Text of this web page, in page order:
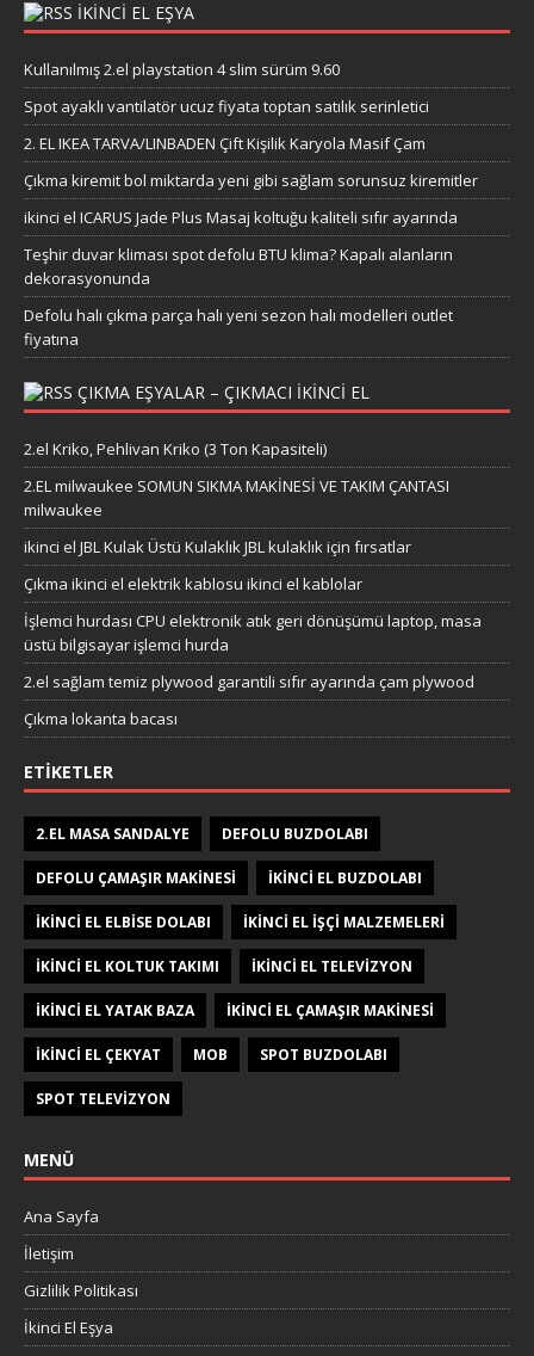
IKINCI EL EŞYA
Kullanılmış 2.el playstation 4 slim sürüm 9.60
Spot ayaklı vantilatör ucuz fiyata toptan satılık serinletici
2. EL IKEA TARVA/LINBADEN Çift Kişilik Karyola Masif Çam
Çıkma kiremit bol miktarda yeni gibi sağlam sorunsuz kiremitler
ikinci el ICARUS Jade Plus Masaj koltuğu kaliteli sıfır ayarında
Teşhir duvar kliması spot defolu BTU klima? Kapalı alanların
dekorasyonunda
Defolu halı çıkma parça halı yeni sezon halı modelleri outlet
fiyatına
ÇIKMA EŞYALAR – ÇIKMACI IKINCI EL
2.el Kriko, Pehlivan Kriko (3 Ton Kapasiteli)
2.EL milwaukee SOMUN SIKMA MAKİNESİ VE TAKIM ÇANTASI
milwaukee
ikinci el JBL Kulak Üstü Kulaklık JBL kulaklık için fırsatlar
Çıkma ikinci el elektrik kablosu ikinci el kablolar
İşlemci hurdası CPU elektronik atık geri dönüşümü laptop, masa
üstü bilgisayar işlemci hurda
2.el sağlam temiz plywood garantili sıfır ayarında çam plywood
Çıkma lokanta bacası
ETIKETLER
2.EL MASA SANDALYE DEFOLU BUZDOLABI
DEFOLU ÇAMAŞIR MAKINESI IKINCI EL BUZDOLABI
IKINCI EL ELBISE DOLABI IKINCI EL IŞÇI MALZEMELERI
IKINCI EL KOLTUK TAKIMI IKINCI EL TELEVIZYON
IKINCI EL YATAK BAZA IKINCI EL ÇAMAŞIR MAKINESI
IKINCI EL ÇEKYAT MOB SPOT BUZDOLABI
SPOT TELEVIZYON
MENÜ
Ana Sayfa
İletişim
Gizlilik Politikası
İkinci El Eşya